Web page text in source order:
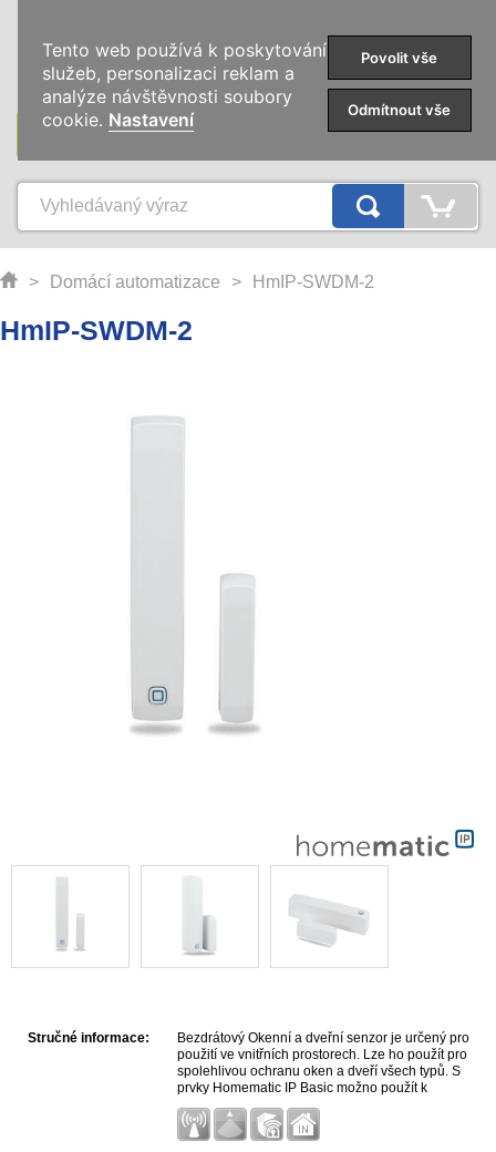
KATEGORIE
> Domácí automatizace > HmIP-SWDM-2
HmIP-SWDM-2
Stručné informace:
Bezdrátový Okenní a dveřní senzor je určený pro
použití ve vnitřních prostorech. Lze ho použít pro
spolehlivou ochranu oken a dveří všech typů. S
prvky Homematic IP Basic možno použít k
autonomnímu režimu vytápění. Napájení 2x AAA
baterie.
Tento web používá k poskytování
služeb, personalizaci reklam a
analýze návštěvnosti soubory
cookie. Nastavení
Povolit vše
Odmítnout vše